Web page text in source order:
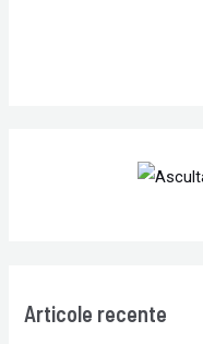
Articole recente